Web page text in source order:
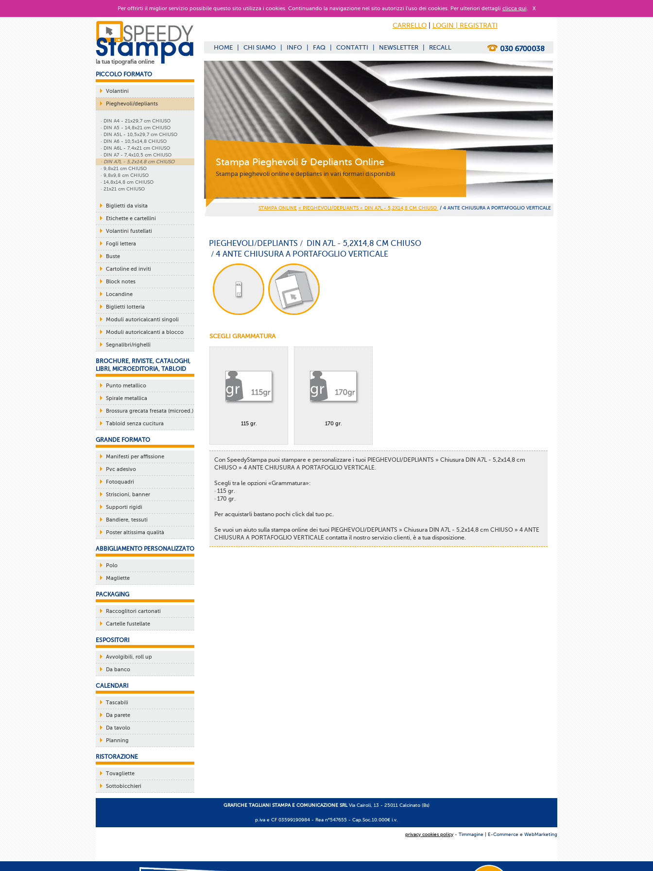
Per offrirti il miglior servizio possibile questo sito utilizza i cookies. Continuando la navigazione nel sito autorizzi l’uso dei cookies. Per ulteriori dettagli clicca qui. X
la tua tipografia online
PICCOLO FORMATO
Volantini
Pieghevoli/depliants
· DIN A4 - 21x29,7 cm CHIUSO
· DIN A5 - 14,8x21 cm CHIUSO
· DIN A5L - 10,5x29,7 cm CHIUSO
· DIN A6 - 10,5x14,8 CHIUSO
· DIN A6L - 7,4x21 cm CHIUSO
· DIN A7 - 7,4x10,5 cm CHIUSO
· DIN A7L - 5,2x14,8 cm CHIUSO
· 9,8x21 cm CHIUSO
· 9,8x9,8 cm CHIUSO
· 14,8x14,8 cm CHIUSO
· 21x21 cm CHIUSO
Biglietti da visita
Etichette e cartellini
Volantini fustellati
Fogli lettera
Buste
Cartoline ed inviti
Block notes
Locandine
Biglietti lotteria
Moduli autoricalcanti singoli
Moduli autoricalcanti a blocco
Segnalibri/righelli
BROCHURE, RIVISTE, CATALOGHI,
LIBRI, MICROEDITORIA, TABLOID
Punto metallico
Spirale metallica
Brossura grecata fresata (microed.)
Tabloid senza cucitura
GRANDE FORMATO
Manifesti per affissione
Pvc adesivo
Fotoquadri
Striscioni, banner
Supporti rigidi
Bandiere, tessuti
Poster altissima qualità
ABBIGLIAMENTO PERSONALIZZATO
Polo
Magliette
PACKAGING
Raccoglitori cartonati
Cartelle fustellate
ESPOSITORI
Avvolgibili, roll up
Da banco
CALENDARI
Tascabili
Da parete
Da tavolo
Planning
RISTORAZIONE
Tovagliette
Sottobicchieri
CARRELLO LOGIN | REGISTRATI
HOME CHI SIAMO INFO FAQ CONTATTI NEWSLETTER RECALL
Stampa Pieghevoli & Depliants Online
Stampa pieghevoli online e depliants in vari formati disponibili
STAMPA ONLINE « PIEGHEVOLI/DEPLIANTS « DIN A7L - 5,2X14,8 CM CHIUSO / 4 ANTE CHIUSURA A PORTAFOGLIO VERTICALE
PIEGHEVOLI/DEPLIANTS / DIN A7L - 5,2X14,8 CM CHIUSO
/ 4 ANTE CHIUSURA A PORTAFOGLIO VERTICALE
SCEGLI GRAMMATURA
115 gr. 170 gr.
Con SpeedyStampa puoi stampare e personalizzare i tuoi PIEGHEVOLI/DEPLIANTS » Chiusura DIN A7L - 5,2x14,8 cm
CHIUSO » 4 ANTE CHIUSURA A PORTAFOGLIO VERTICALE.
Scegli tra le opzioni «Grammatura»:
· 115 gr.
· 170 gr.
Per acquistarli bastano pochi click dal tuo pc.
Se vuoi un aiuto sulla stampa online dei tuoi PIEGHEVOLI/DEPLIANTS » Chiusura DIN A7L - 5,2x14,8 cm CHIUSO » 4 ANTE
CHIUSURA A PORTAFOGLIO VERTICALE contatta il nostro servizio clienti, è a tua disposizione.
GRAFICHE TAGLIANI STAMPA E COMUNICAZIONE SRL Via Cairoli, 13 - 25011 Calcinato (Bs)
p.iva e CF 03599190984 - Rea n°547655 - Cap.Soc.10.000€ i.v.
privacy cookies policy - Timmagine | E-Commerce e WebMarketing